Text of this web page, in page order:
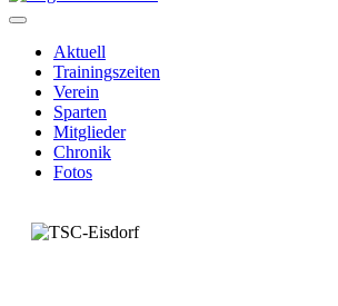
Aktuell
Trainingszeiten
Verein
Sparten
Mitglieder
Chronik
Fotos